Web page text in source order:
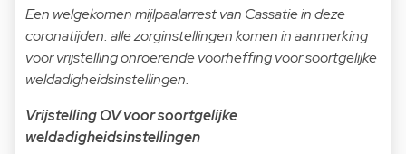
Een welgekomen mijlpaalarrest van Cassatie in deze
coronatijden: alle zorginstellingen komen in aanmerking
voor vrijstelling onroerende voorheffing voor soortgelijke
weldadigheidsinstellingen.
Vrijstelling OV voor soortgelijke
weldadigheidsinstellingen